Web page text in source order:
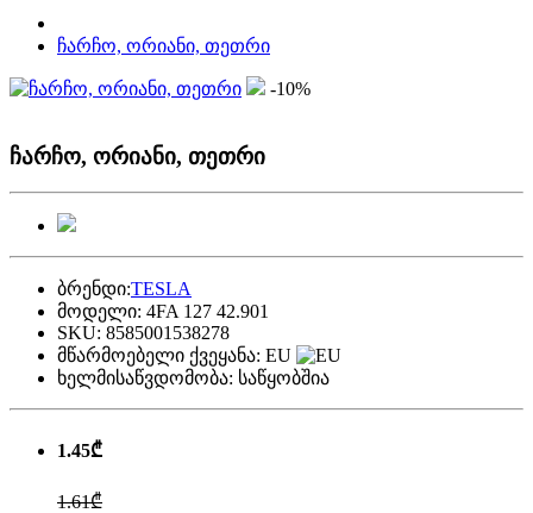
ჩარჩო, ორიანი, თეთრი
-10%
ჩარჩო, ორიანი, თეთრი
ბრენდი:TESLA
მოდელი: 4FA 127 42.901
SKU: 8585001538278
მწარმოებელი ქვეყანა: EU
ხელმისაწვდომობა: საწყობშია
1.45₾
1.61₾